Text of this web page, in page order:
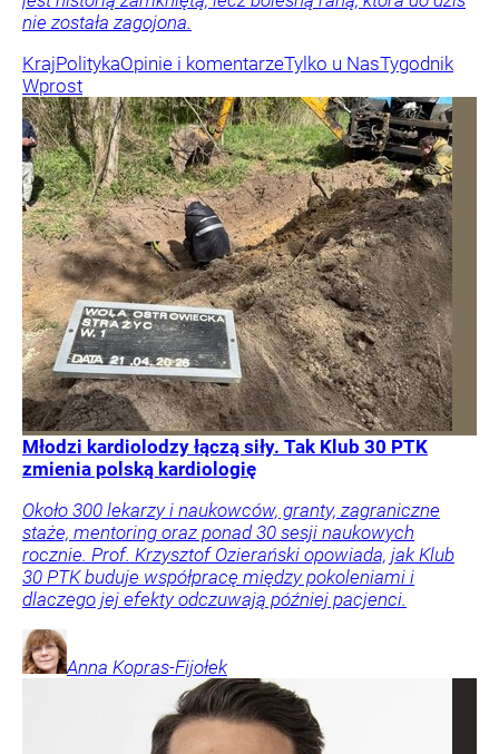
nie została zagojona.
KrajPolitykaOpinie i komentarzeTylko u NasTygodnik
Wprost
Młodzi kardiolodzy łączą siły. Tak Klub 30 PTK
zmienia polską kardiologię
Około 300 lekarzy i naukowców, granty, zagraniczne
staże, mentoring oraz ponad 30 sesji naukowych
rocznie. Prof. Krzysztof Ozierański opowiada, jak Klub
30 PTK buduje współpracę między pokoleniami i
dlaczego jej efekty odczuwają później pacjenci.
Anna Kopras-Fijołek